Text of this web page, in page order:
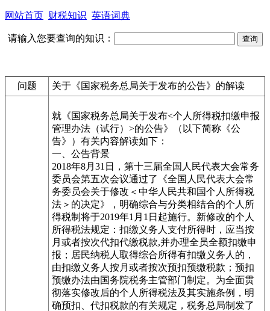
网站首页 财税知识 英语词典
请输入您要查询的知识：
问题 关于《国家税务总局关于发布的公告》的解读
就《国家税务总局关于发布<个人所得税扣缴申报
管理办法（试行）>的公告》（以下简称《公
告》）有关内容解读如下：
一、公告背景
2018年8月31日，第十三届全国人民代表大会常务
委员会第五次会议通过了《全国人民代表大会常
务委员会关于修改＜中华人民共和国个人所得税
法＞的决定》，明确综合与分类相结合的个人所
得税制将于2019年1月1日起施行。新修改的个人
所得税法规定：扣缴义务人支付所得时，应当按
月或者按次代扣代缴税款,并办理全员全额扣缴申
报；居民纳税人取得综合所得有扣缴义务人的，
由扣缴义务人按月或者按次预扣预缴税款；预扣
预缴办法由国务院税务主管部门制定。为全面贯
彻落实修改后的个人所得税法及其实施条例，明
确预扣、代扣税款的有关规定，税务总局制发了